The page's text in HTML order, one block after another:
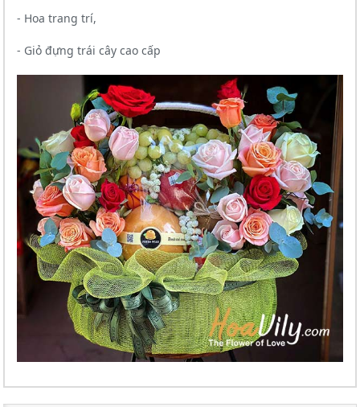
- Hoa trang trí,
- Giỏ đựng trái cây cao cấp